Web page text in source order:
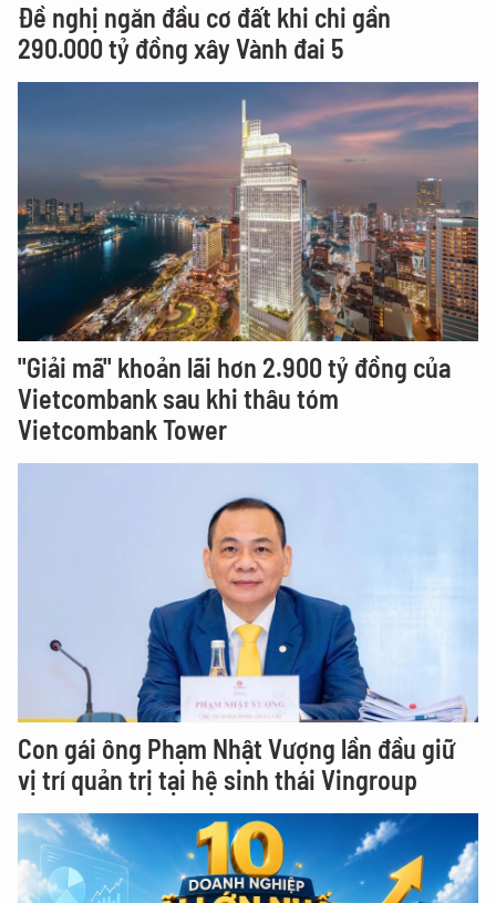
Đề nghị ngăn đầu cơ đất khi chi gần
290.000 tỷ đồng xây Vành đai 5
"Giải mã" khoản lãi hơn 2.900 tỷ đồng của
Vietcombank sau khi thâu tóm
Vietcombank Tower
Con gái ông Phạm Nhật Vượng lần đầu giữ
vị trí quản trị tại hệ sinh thái Vingroup